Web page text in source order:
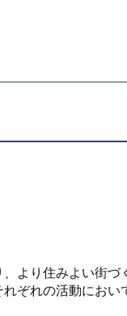
より住みよい街づ
ぞれの活動におい